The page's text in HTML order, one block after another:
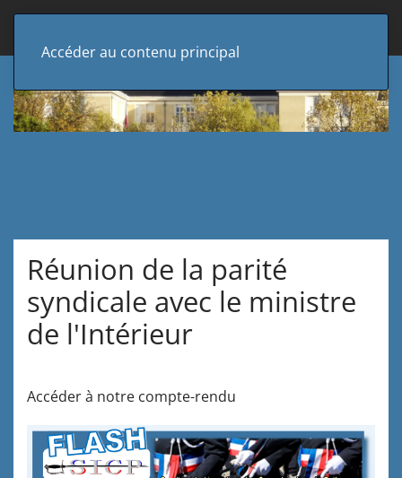
Accéder au contenu principal
Réunion de la parité
syndicale avec le ministre
de l'Intérieur
Accéder à notre compte-rendu